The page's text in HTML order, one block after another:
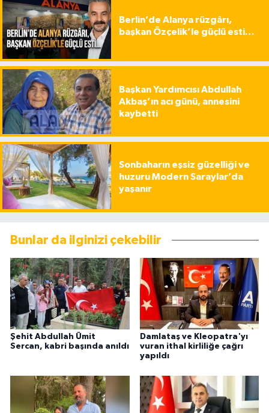
Berlin’de Alanya rüzgârı,
başkan Özçelik’le güçlü esti…
Başkan Yardımcısı Abdullah
Akbaş’ın acı günü, annesini
kaybetti
Sonbaharın eşsiz güzelliği ve
huzuru Modern Saraylar’da
yaşanır
Bunlar da ilginizi çekebilir
Şehit Abdullah Ümit
Sercan, kabri başında anıldı
Damlataş ve Kleopatra'yı
vuran ithal kirliliğe çağrı
yapıldı